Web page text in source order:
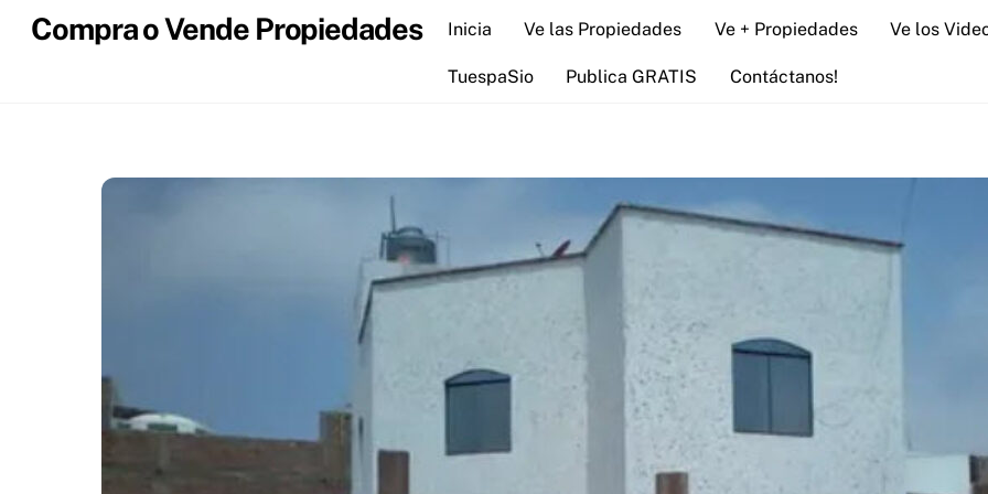
Compra o Vende Propiedades Inicia Ve las Propiedades Ve + Propiedades Ve los
TuespaSio Publica GRATIS Contáctanos!